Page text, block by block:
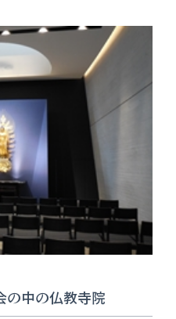
の中の仏教寺院